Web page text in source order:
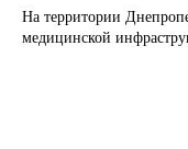
На территории
медицинской